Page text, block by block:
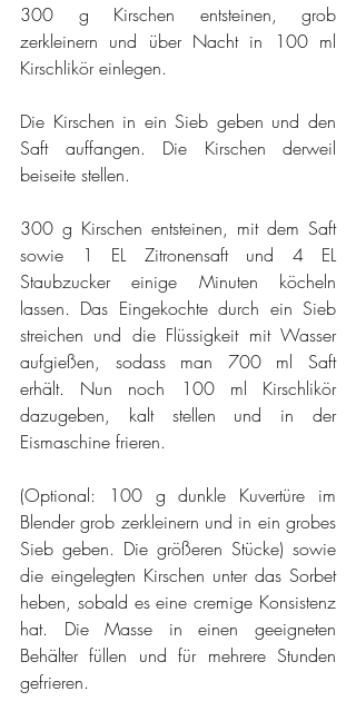
300 g Kirschen entsteinen, grob
zerkleinern und über Nacht in 100 ml
Kirschlikör einlegen.
Die Kirschen in ein Sieb geben und den
Saft auffangen. Die Kirschen derweil
beiseite stellen.
300 g Kirschen entsteinen, mit dem Saft
sowie 1 EL Zitronensaft und 4 EL
Staubzucker einige Minuten köcheln
lassen. Das Eingekochte durch ein Sieb
streichen und die Flüssigkeit mit Wasser
aufgießen, sodass man 700 ml Saft
erhält. Nun noch 100 ml Kirschlikör
dazugeben, kalt stellen und in der
Eismaschine frieren.
(Optional: 100 g dunkle Kuvertüre im
Blender grob zerkleinern und in ein grobes
Sieb geben. Die größeren Stücke) sowie
die eingelegten Kirschen unter das Sorbet
heben, sobald es eine cremige Konsistenz
hat. Die Masse in einen geeigneten
Behälter füllen und für mehrere Stunden
gefrieren.